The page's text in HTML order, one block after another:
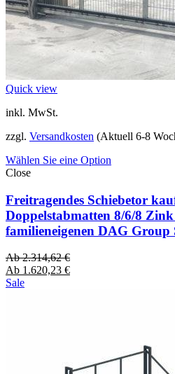
Quick view
inkl. MwSt.
zzgl. Versandkosten (Aktuell 6-8
Wählen Sie eine Option
Close
Freitragendes Schiebetor
Doppelstabmatten 8/6/8
familieneigenen DAG
Ab2.314,62€
Ab 1.620,23 €
Sale